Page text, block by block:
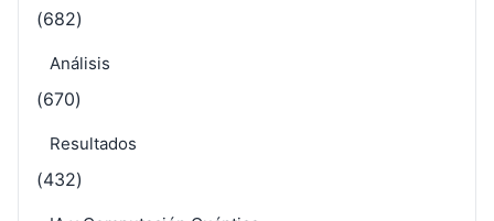
(682)
Análisis
(670)
Resultados
(432)